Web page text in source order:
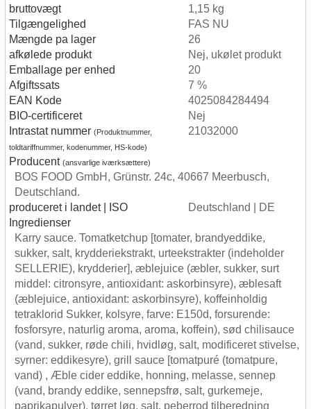
bruttovægt
1,15 kg
Tilgængelighed
FAS NU
Mængde pa lager
26
afkølede produkt
Nej, ukølet produkt
Emballage per enhed
20
Afgiftssats
7 %
EAN Kode
4025084284494
BIO-certificeret
Nej
Intrastat nummer (Produktnummer,
toldtariffnummer, kodenummer, HS-kode)
21032000
Producent (ansvarlige iværksættere)
BOS FOOD GmbH, Grünstr. 24c, 40667 Meerbusch,
Deutschland.
produceret i landet | ISO
Deutschland | DE
Ingredienser
Karry sauce. Tomatketchup [tomater, brandyeddike,
sukker, salt, krydderiekstrakt, urteekstrakter (indeholder
SELLERIE), krydderier], æblejuice (æbler, sukker, surt
middel: citronsyre, antioxidant: askorbinsyre), æblesaft
(æblejuice, antioxidant: askorbinsyre), koffeinholdig
tetraklorid Sukker, kolsyre, farve: E150d, forsurende:
fosforsyre, naturlig aroma, aroma, koffein), sød chilisauce
(vand, sukker, røde chili, hvidløg, salt, modificeret stivelse,
syrner: eddikesyre), grill sauce [tomatpuré (tomatpure,
vand) , Æble cider eddike, honning, melasse, sennep
(vand, brandy eddike, sennepsfrø, salt, gurkemeje,
paprikapulver), tørret løg, salt, peberrod tilberedning